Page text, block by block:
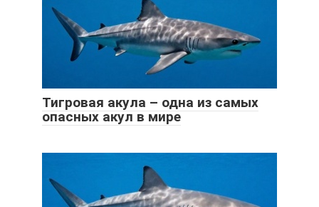
Тигровая акула – одна из самых
опасных акул в мире